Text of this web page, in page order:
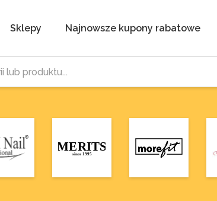
Sklepy Najnowsze kupony rabatowe